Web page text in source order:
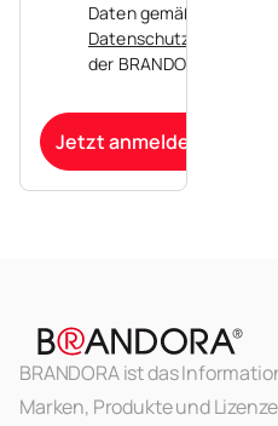
Daten gemäß der
Datenschutzerklärung
der BRANDORA zu.
Jetzt anmelden
BRANDORA ist das
Marken, Produkte und